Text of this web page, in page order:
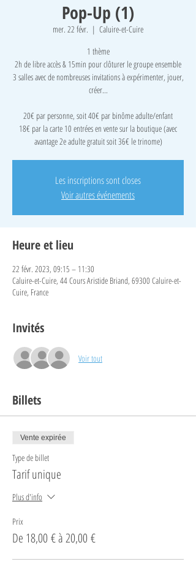
Pop-Up (1)
mer. 22 févr.
  |
Caluire-et-Cuire
1 thème
2h de libre accès & 15min pour clôturer le groupe ensemble
3 salles avec de nombreuses invitations à expérimenter, jouer,
créer...
​20€ par personne, soit 40€ par binôme adulte/enfant
18€ par la carte 10 entrées en vente sur la boutique (avec
avantage 2e adulte gratuit soit 36€ le trinome)
Les inscriptions sont closes
Voir autres événements
Heure et lieu
22 févr. 2023, 09:15 – 11:30
Caluire-et-Cuire, 44 Cours Aristide Briand, 69300 Caluire-et-
Cuire, France
Invités
Voir tout
Billets
Vente expirée
Type de billet
Tarif unique
Plus d'info
Prix
De 18,00 € à 20,00 €